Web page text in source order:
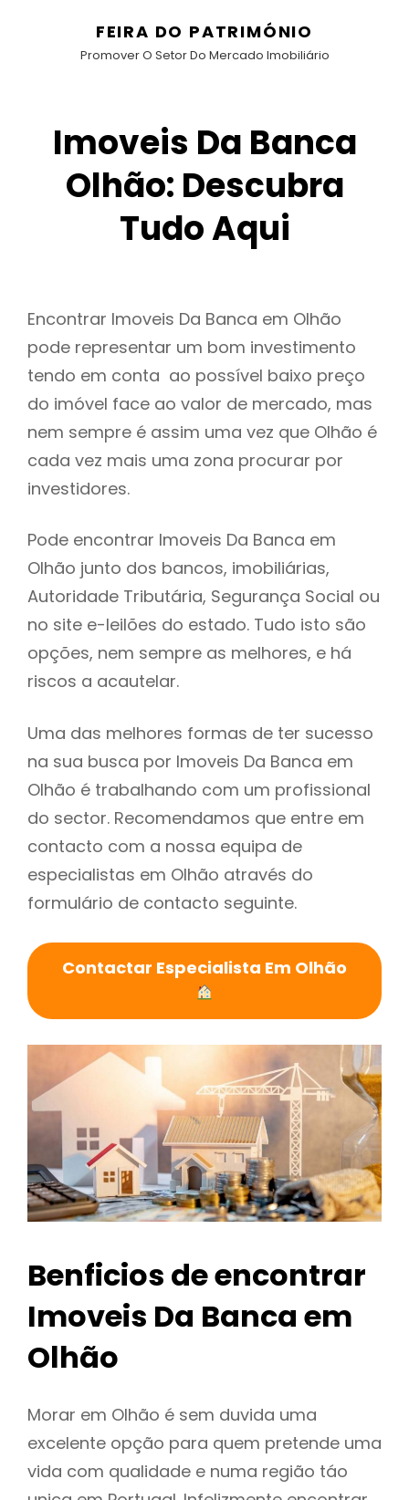
FEIRA DO PATRIMÓNIO
Promover O Setor Do Mercado Imobiliário
Imoveis Da Banca
Olhão: Descubra
Tudo Aqui
Encontrar Imoveis Da Banca em Olhão
pode representar um bom investimento
tendo em conta ao possível baixo preço
do imóvel face ao valor de mercado, mas
nem sempre é assim uma vez que Olhão é
cada vez mais uma zona procurar por
investidores.
Pode encontrar Imoveis Da Banca em
Olhão junto dos bancos, imobiliárias,
Autoridade Tributária, Segurança Social ou
no site e-leilões do estado. Tudo isto são
opções, nem sempre as melhores, e há
riscos a acautelar.
Uma das melhores formas de ter sucesso
na sua busca por Imoveis Da Banca em
Olhão é trabalhando com um profissional
do sector. Recomendamos que entre em
contacto com a nossa equipa de
especialistas em Olhão através do
formulário de contacto seguinte.
Contactar Especialista Em Olhão
Benficios de encontrar
Imoveis Da Banca em
Olhão
Morar em Olhão é sem duvida uma
excelente opção para quem pretende uma
vida com qualidade e numa região táo